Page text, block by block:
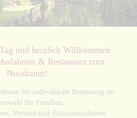
und herzlich Willkommen
& Restaurant zum
Nussbaum!
für individuelle Betreuung im
für Familien,
Vereine und Busunternehmen.